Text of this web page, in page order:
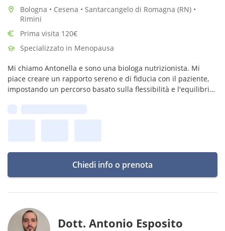
Bologna • Cesena • Santarcangelo di Romagna (RN) •
Rimini
Prima visita 120€
Specializzato in Menopausa
Mi chiamo Antonella e sono una biologa nutrizionista. Mi
piace creare un rapporto sereno e di fiducia con il paziente,
impostando un percorso basato sulla flessibilità e l'equilibrio,
Chiedi info o prenota
Dott. Antonio Esposito